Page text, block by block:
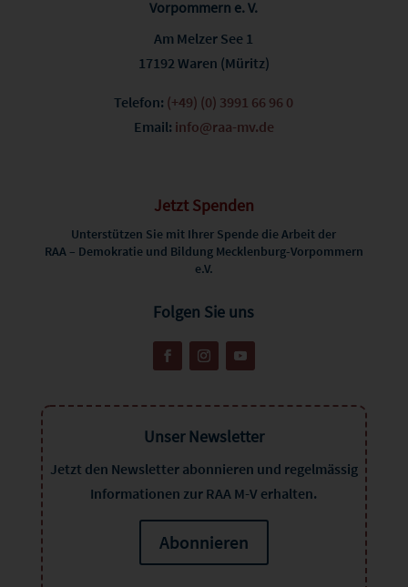
Vorpommern e. V.
Am Melzer See 1
17192 Waren (Müritz)
Telefon: (+49) (0) 3991 66 96 0
Email: info@raa-mv.de
Jetzt Spenden
Unterstützen Sie mit Ihrer Spende die Arbeit der
RAA – Demokratie und Bildung Mecklenburg-Vorpommern
e.V.
Folgen Sie uns
Unser Newsletter
Jetzt den Newsletter abonnieren und regelmässig
Informationen zur RAA M-V erhalten.
Abonnieren